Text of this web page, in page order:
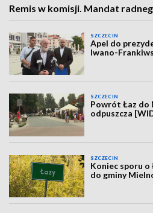
Remis w komisji. Mandat
SZCZECIN
Apel do
Iwano-
SZCZECIN
Powrót Łaz do
odpuszcza
SZCZECIN
Koniec sporu o
do gminy